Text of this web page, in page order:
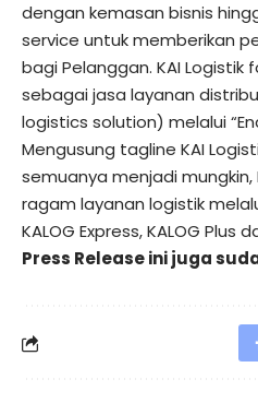
dengan kemasan bisnis
service untuk memberikan
bagi Pelanggan. KAI Logistik
sebagai jasa layanan
logistics solution) melalui
Mengusung tagline KAI
semuanya menjadi mungkin,
ragam layanan logistik
KALOG Express, KALOG Plus
Press Release ini juga